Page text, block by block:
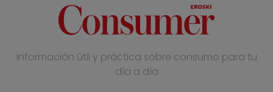
Información útil y práctica sobre consumo para tu
día a día